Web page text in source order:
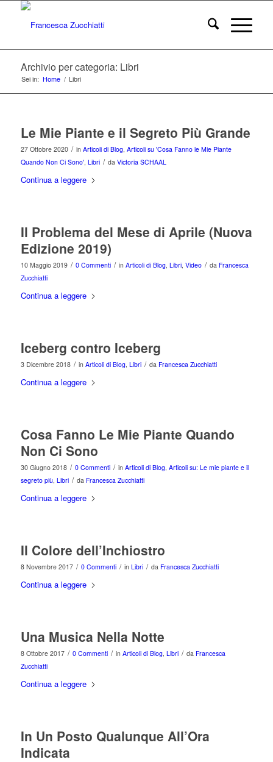
Archivio per categoria: Libri
Sei in: Home / Libri
Le Mie Piante e il Segreto Più Grande
27 Ottobre 2020 / in Articoli di Blog, Articoli su 'Cosa Fanno le Mie Piante
Quando Non Ci Sono', Libri / da Victoria SCHAAL
Continua a leggere
Il Problema del Mese di Aprile (Nuova
Edizione 2019)
10 Maggio 2019 / 0 Commenti / in Articoli di Blog, Libri, Video / da Francesca
Zucchiatti
Continua a leggere
Iceberg contro Iceberg
3 Dicembre 2018 / in Articoli di Blog, Libri / da Francesca Zucchiatti
Continua a leggere
Cosa Fanno Le Mie Piante Quando
Non Ci Sono
30 Giugno 2018 / 0 Commenti / in Articoli di Blog, Articoli su: Le mie piante e il
segreto più, Libri / da Francesca Zucchiatti
Continua a leggere
Il Colore dell’Inchiostro
8 Novembre 2017 / 0 Commenti / in Libri / da Francesca Zucchiatti
Continua a leggere
Una Musica Nella Notte
8 Ottobre 2017 / 0 Commenti / in Articoli di Blog, Libri / da Francesca
Zucchiatti
Continua a leggere
In Un Posto Qualunque All’Ora
Indicata